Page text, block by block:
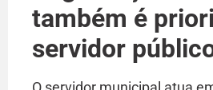
também é
servidor